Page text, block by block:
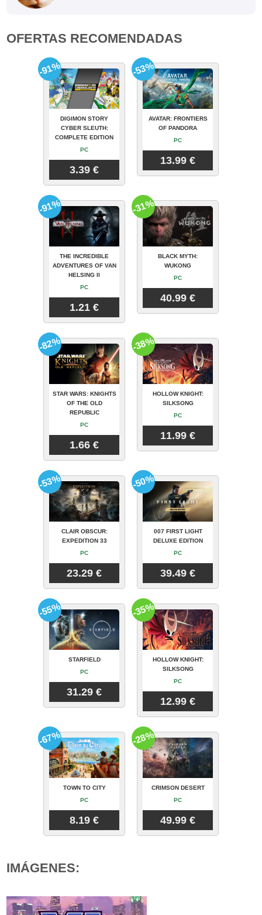
OFERTAS RECOMENDADAS
DIGIMON STORY
CYBER SLEUTH:
COMPLETE EDITION
PC
3.39 €
-91%
AVATAR: FRONTIERS
OF PANDORA
PC
13.99 €
-53%
THE INCREDIBLE
ADVENTURES OF VAN
HELSING II
PC
1.21 €
-91%
BLACK MYTH:
WUKONG
PC
40.99 €
-31%
STAR WARS: KNIGHTS
OF THE OLD
REPUBLIC
PC
1.66 €
-82%
HOLLOW KNIGHT:
SILKSONG
PC
11.99 €
-38%
CLAIR OBSCUR:
EXPEDITION 33
PC
23.29 €
-53%
007 FIRST LIGHT
DELUXE EDITION
PC
39.49 €
-50%
STARFIELD
PC
31.29 €
-55%
HOLLOW KNIGHT:
SILKSONG
PC
12.99 €
-35%
TOWN TO CITY
PC
8.19 €
-67%
CRIMSON DESERT
PC
49.99 €
-28%
IMÁGENES: